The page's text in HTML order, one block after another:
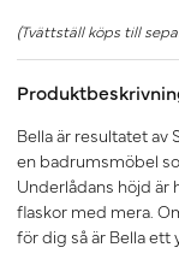
(Tvättställ köps till
Bella är resultatet
en badrumsmöbel
Underlådans höjd är
flaskor med mera.
för dig så är Bella